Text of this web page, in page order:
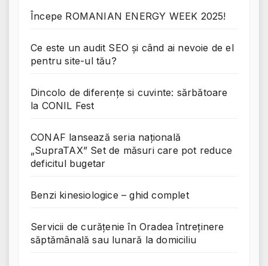
Începe ROMANIAN ENERGY WEEK 2025!
Ce este un audit SEO și când ai nevoie de el
pentru site-ul tău?
Dincolo de diferențe si cuvinte: sărbătoare
la CONIL Fest
CONAF lansează seria națională
„SupraTAX” Set de măsuri care pot reduce
deficitul bugetar
Benzi kinesiologice – ghid complet
Servicii de curățenie în Oradea întreținere
săptămânală sau lunară la domiciliu